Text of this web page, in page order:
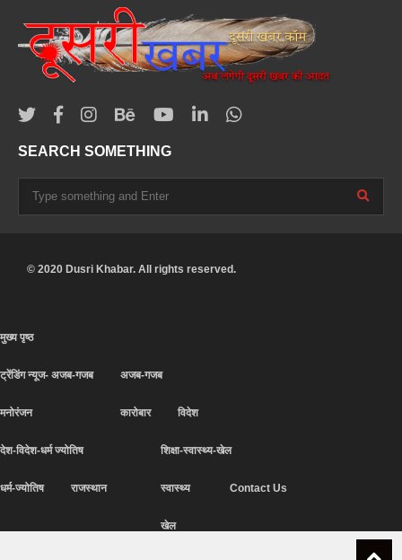
SEARCH SOMETHING
© 2020 Dusri Khabar. All rights reserved.
मुख्य पृष्ठ
ट्रेंडिंग न्यूज- अजब-गजब
मनोरंजन
अजब-गजब
कारोबार विदेश
देश-विदेश-धर्म ज्योतिष
धर्म-ज्योतिष राजस्थान
शिक्षा-स्वास्थ्य-खेल
स्वास्थ्य
खेल
Contact Us